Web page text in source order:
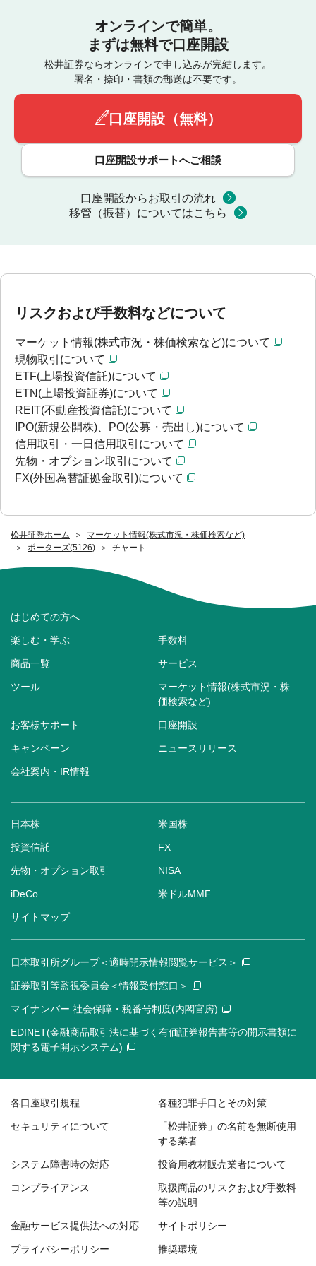
松井証券ホーム
マーケット情報(株式市況・株価検索など)
ポーターズ(5126)
チャート
オンラインで簡単。
まずは無料で口座開設
松井証券ならオンラインで申し込みが完結します。
署名・捺印・書類の郵送は不要です。
口座開設（無料）
口座開設サポートへご相談
口座開設からお取引の流れ
移管（振替）についてはこちら
リスクおよび手数料などについて
マーケット情報(株式市況・株価検索など)について
現物取引について
ETF(上場投資信託)について
ETN(上場投資証券)について
REIT(不動産投資信託)について
IPO(新規公開株)、PO(公募・売出し)について
信用取引・一日信用取引について
先物・オプション取引について
FX(外国為替証拠金取引)について
はじめての方へ
楽しむ・学ぶ 手数料
商品一覧 サービス
ツール
マーケット情報(株式市況・株
価検索など)
お客様サポート 口座開設
キャンペーン ニュースリリース
会社案内・IR情報
日本株 米国株
投資信託 FX
先物・オプション取引 NISA
iDeCo 米ドルMMF
サイトマップ
日本取引所グループ＜適時開示情報閲覧サービス＞
証券取引等監視委員会＜情報受付窓口＞
マイナンバー 社会保障・税番号制度(内閣官房)
EDINET(金融商品取引法に基づく有価証券報告書等の開示書類に
関する電子開示システム)
各口座取引規程 各種犯罪手口とその対策
セキュリティについて
「松井証券」の名前を無断使用
する業者
システム障害時の対応 投資用教材販売業者について
コンプライアンス
取扱商品のリスクおよび手数料
等の説明
金融サービス提供法への対応 サイトポリシー
プライバシーポリシー 推奨環境